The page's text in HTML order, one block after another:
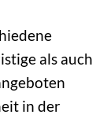
als auch
in der